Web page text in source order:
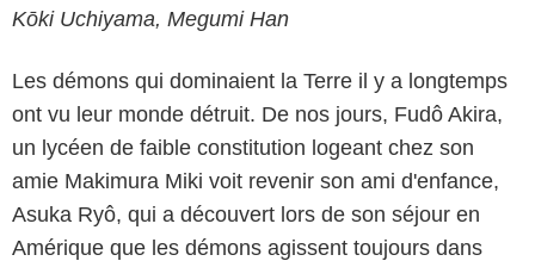
Kōki Uchiyama, Megumi Han
Les démons qui dominaient la Terre il y a longtemps
ont vu leur monde détruit. De nos jours, Fudô Akira,
un lycéen de faible constitution logeant chez son
amie Makimura Miki voit revenir son ami d'enfance,
Asuka Ryô, qui a découvert lors de son séjour en
Amérique que les démons agissent toujours dans